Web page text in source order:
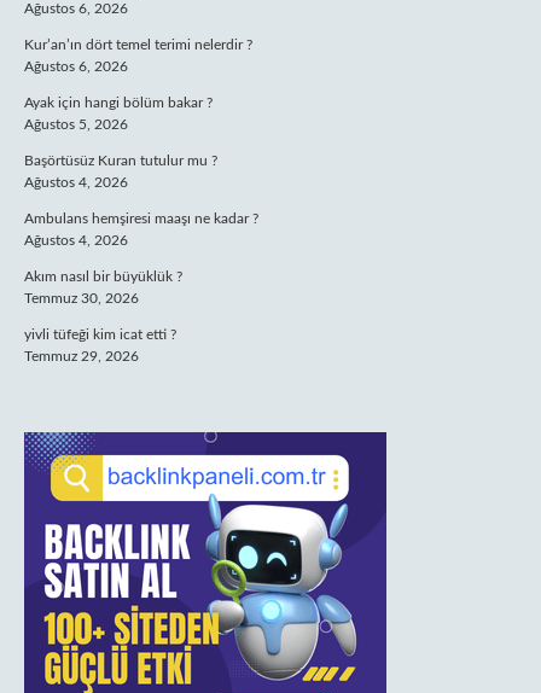
Ağustos 6, 2026
Kur’an’ın dört temel terimi nelerdir ?
Ağustos 6, 2026
Ayak için hangi bölüm bakar ?
Ağustos 5, 2026
Başörtüsüz Kuran tutulur mu ?
Ağustos 4, 2026
Ambulans hemşiresi maaşı ne kadar ?
Ağustos 4, 2026
Akım nasıl bir büyüklük ?
Temmuz 30, 2026
yivli tüfeği kim icat etti ?
Temmuz 29, 2026